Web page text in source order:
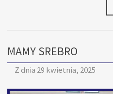
MAMY SREBRO
Z dnia 29 kwietnia, 2025